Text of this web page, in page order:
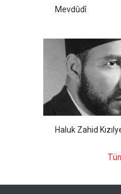
Mevdûdî
Haluk Zahid